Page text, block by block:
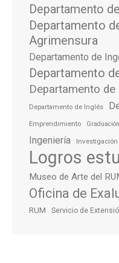
Departamento
Departamento
Agrimensura
Departamento de
Departamento
Departamento de
Departamento de Inglés
Emprendimiento
Ingeniería Investigación
Logros
Museo de Arte del
Oficina de
RUM Servicio de